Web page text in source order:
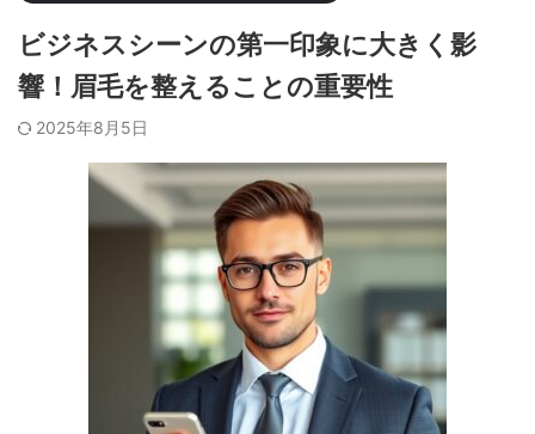
ビジネスシーンの第一印象に大きく影
響！眉毛を整えることの重要性
2025年8月5日